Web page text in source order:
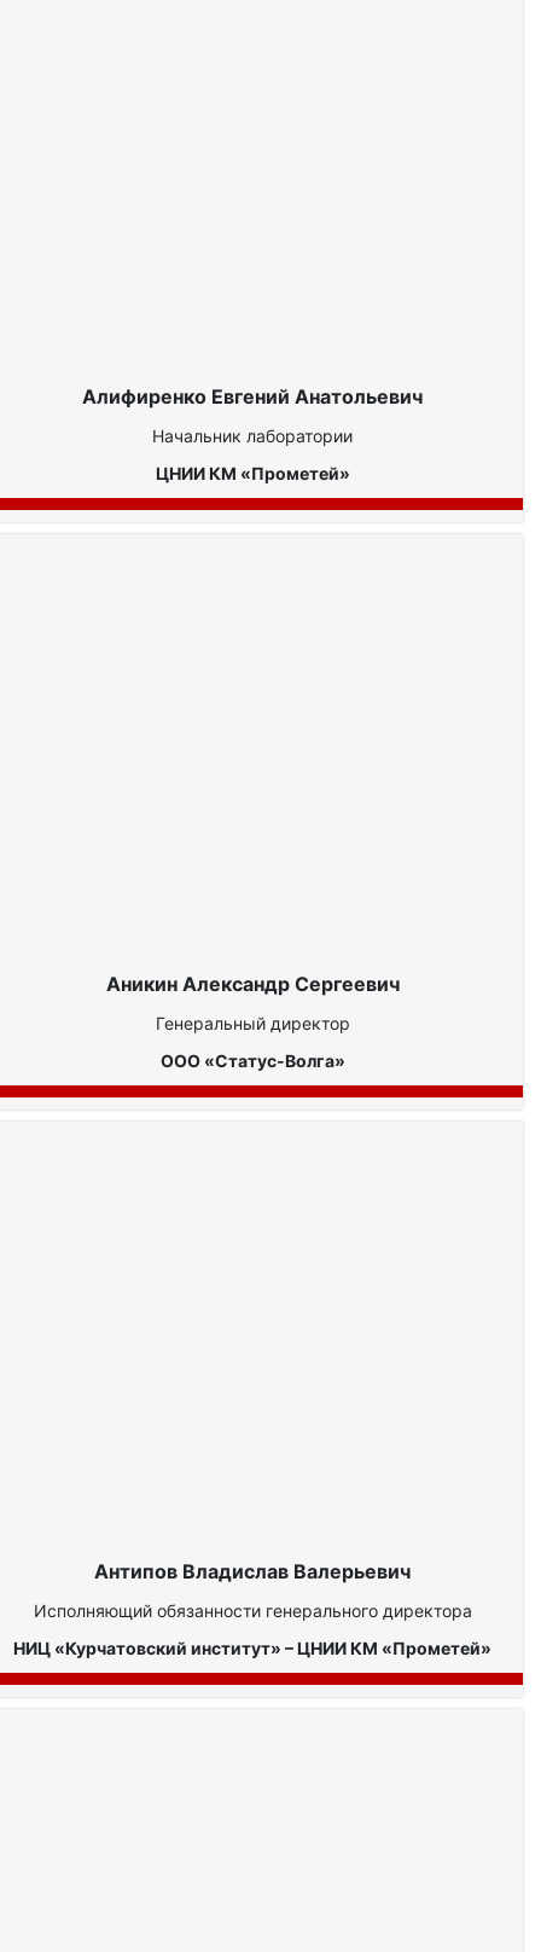
Алифиренко Евгений Анатольевич
Начальник лаборатории
ЦНИИ КМ «Прометей»
Аникин Александр Сергеевич
Генеральный директор
ООО «Статус-Волга»
Антипов Владислав Валерьевич
Исполняющий обязанности генерального директора
НИЦ «Курчатовский институт» – ЦНИИ КМ «Прометей»